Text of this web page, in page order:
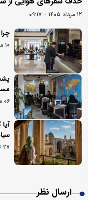
۱۲ مرداد ۱۴۰۵ - ۰۹:۱۷
چرا ۱۴۰۴، سال بحران گردشگری بود؟
۱۰ مرداد ۱۴۰۵ - ۱۰:۲۳
۰۶ مرداد ۱۴۰۵ - ۰۹:۱۹
۲۷ تیر ۱۴۰۵ - ۱۱:۰۱
ارسال نظر